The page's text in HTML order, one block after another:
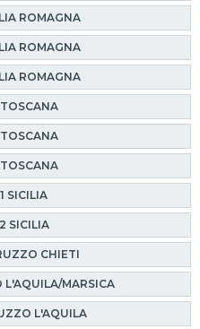
ROMAGNA
ROMAGNA
ROMAGNA
SICILIA
SICILIA
CHIETI
L'AQUILA/MARSICA
L'AQUILA